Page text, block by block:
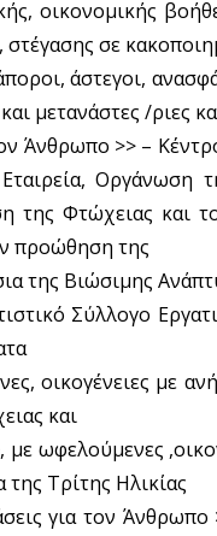
οικονομικής
σε
άστεγοι,
μετανάστες /ριες
Άνθρωπο >> –
Οργάνωση
της Φτώχειας και
προώθηση της
της Βιώσιμης
Σύλλογο
οικογένειες με
και
με ωφελούμενες
Τρίτης Ηλικίας
για τον